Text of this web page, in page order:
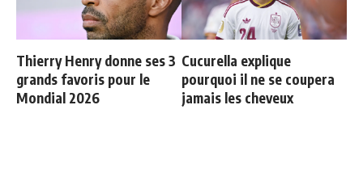
Thierry Henry donne ses 3
grands favoris pour le
Mondial 2026
Cucurella explique
pourquoi il ne se coupera
jamais les cheveux